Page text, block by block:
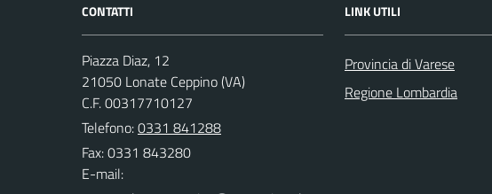
CONTATTI
Piazza Diaz, 12
21050 Lonate Ceppino (VA)
C.F. 00317710127
Telefono:0331 841288
Fax: 0331 843280
E-mail:
LINK UTILI
Provincia di Varese
Regione Lombardia